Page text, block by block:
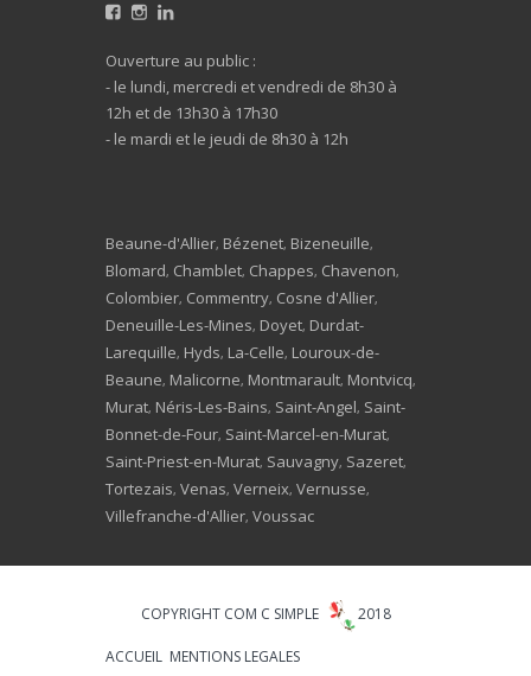
Ouverture au public :
- le lundi, mercredi et vendredi de 8h30 à
12h et de 13h30 à 17h30
- le mardi et le jeudi de 8h30 à 12h
Beaune-d'Allier, Bézenet, Bizeneuille,
Blomard, Chamblet, Chappes, Chavenon,
Colombier, Commentry, Cosne d'Allier,
Deneuille-Les-Mines, Doyet, Durdat-
Larequille, Hyds, La-Celle, Louroux-de-
Beaune, Malicorne, Montmarault, Montvicq,
Murat, Néris-Les-Bains, Saint-Angel, Saint-
Bonnet-de-Four, Saint-Marcel-en-Murat,
Saint-Priest-en-Murat, Sauvagny, Sazeret,
Tortezais, Venas, Verneix, Vernusse,
Villefranche-d'Allier, Voussac
COPYRIGHT COM C SIMPLE 2018
ACCUEIL MENTIONS LEGALES